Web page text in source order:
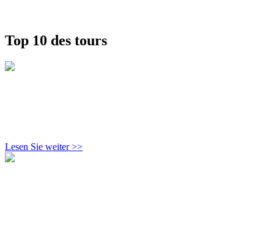
Top 10 des tours
Lesen Sie weiter >>